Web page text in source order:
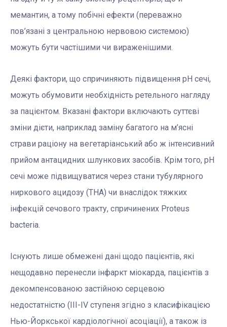
мемантин, а тому побічні ефекти (переважно
пов’язані з центральною нервовою системою)
можуть бути частішими чи вираженішими.
Деякі фактори, що спричиняють підвищення рН сечі,
можуть обумовити необхідність ретельного нагляду
за пацієнтом. Вказані фактори включають суттєві
зміни дієти, наприклад заміну багатого на м’ясні
страви раціону на вегетаріанський або ж інтенсивний
прийом антацидних шлункових засобів. Крім того, рН
сечі може підвищуватися через стани тубулярного
ниркового ацидозу (ТНА) чи внаслідок тяжких
інфекцій сечового тракту, спричинених Proteus
bacteria.
Існують лише обмежені дані щодо пацієнтів, які
нещодавно перенесли інфаркт міокарда, пацієнтів з
декомпенсованою застійною серцевою
недостатністю (ІІІ-IV ступеня згідно з класифікацією
Нью-Йоркської кардіологічної асоціації), а також із